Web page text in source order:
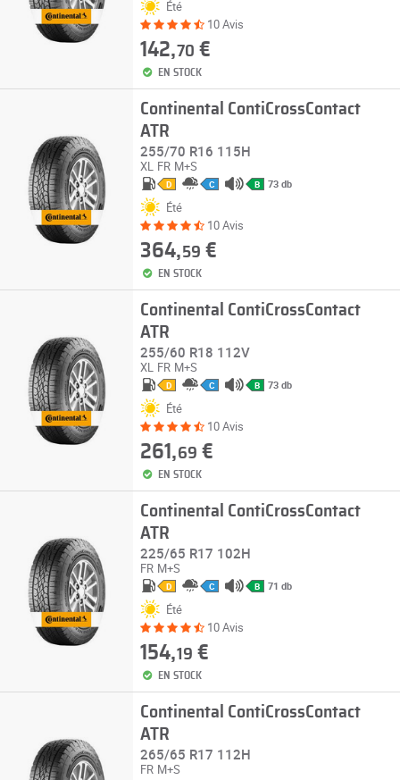
Été
10 Avis
142,70 €
EN STOCK
Continental ContiCrossContact
ATR
255/70 R16 115H
XL FR M+S
D C B 73 db
Été
10 Avis
364,59 €
EN STOCK
Continental ContiCrossContact
ATR
255/60 R18 112V
XL FR M+S
D C B 73 db
Été
10 Avis
261,69 €
EN STOCK
Continental ContiCrossContact
ATR
225/65 R17 102H
FR M+S
D C B 71 db
Été
10 Avis
154,19 €
EN STOCK
Continental ContiCrossContact
ATR
265/65 R17 112H
FR M+S